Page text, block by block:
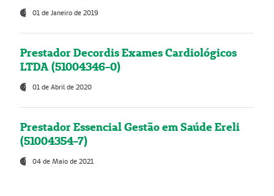
01 de Janeiro de 2019
Prestador Decordis Exames Cardiológicos
LTDA (51004346-0)
01 de Abril de 2020
Prestador Essencial Gestão em Saúde Ereli
(51004354-7)
04 de Maio de 2021